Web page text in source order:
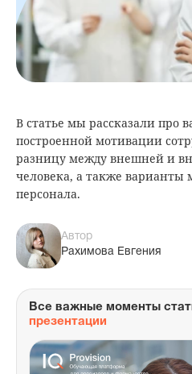
В статье мы рассказали про
построенной мотивации
разницу между внешней и
человека, а также
персонала.
Автор
Рахимова Евгения
Все важные моменты
презентации